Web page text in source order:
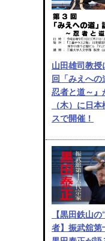
山田雄司教
回「みえへの
忍者と道～』
（木）に日
スで開催！
【黒田鉄山
者】振武舘第